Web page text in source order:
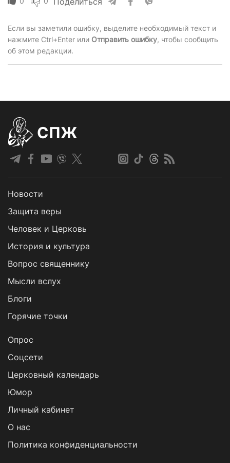
Если вы заметили ошибку, выделите необходимый текст и
нажмите Ctrl+Enter или Отправить ошибку, чтобы сообщить
об этом редакции.
СПЖ
Новости
Защита веры
Человек и Церковь
История и культура
Вопрос священнику
Мысли вслух
Блоги
Горячие точки
Опрос
Cоцсети
Церковный календарь
Юмор
Личный кабинет
О нас
Политика конфиденциальности